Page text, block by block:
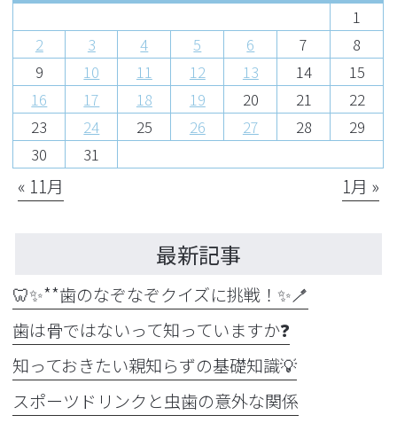
1
2
3 4 5 6 7
8
9
10 11 12 13 14
15
16
17 18 19 20 21
22
23
24 25 26 27 28
29
30
31
« 11月 1月 »
最新記事
🦷✨**歯のなぞなぞクイズに挑戦！✨🪥
歯は骨ではないって知っていますか❓
知っておきたい親知らずの基礎知識💡
スポーツドリンクと虫歯の意外な関係